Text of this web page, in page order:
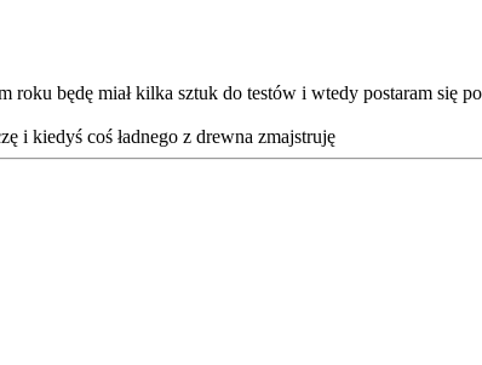
roku będę miał kilka sztuk do testów i wtedy postaram się
i kiedyś coś ładnego z drewna zmajstruję